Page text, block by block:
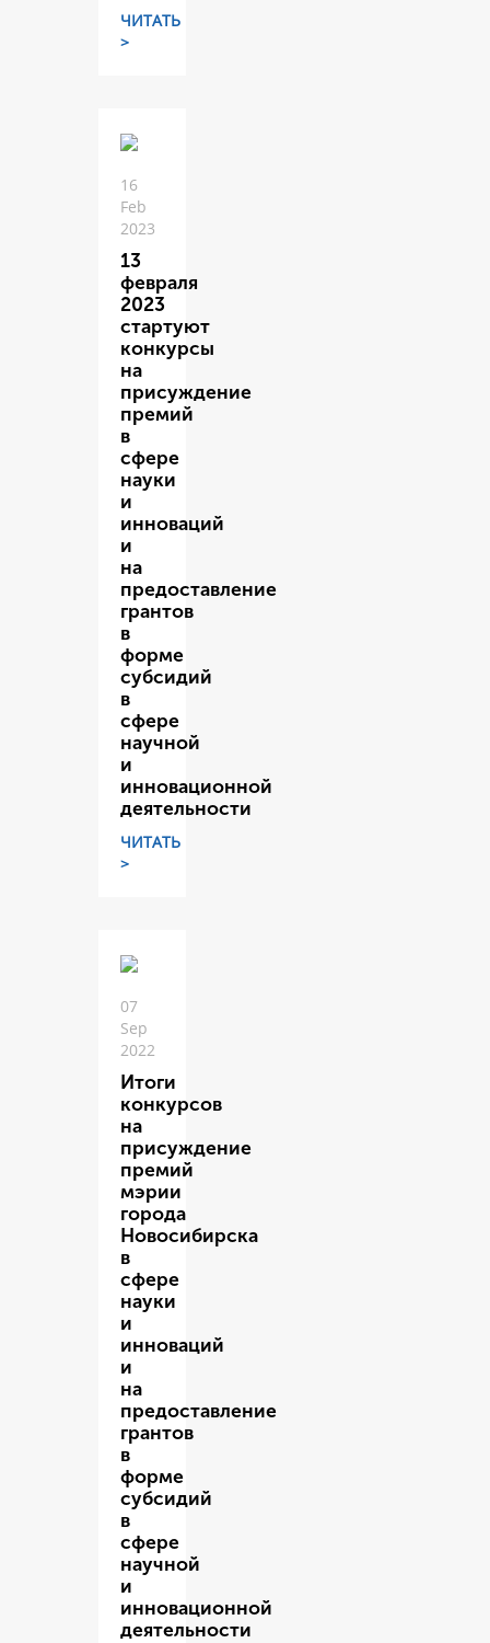
ЧИТАТЬ
>
16
Feb
2023
13
февраля
2023
стартуют
конкурсы
на
присуждение
премий
в
сфере
науки
и
инноваций
и
на
предоставление
грантов
в
форме
субсидий
в
сфере
научной
и
инновационной
деятельности
ЧИТАТЬ
>
07
Sep
2022
Итоги
конкурсов
на
присуждение
премий
мэрии
города
Новосибирска
в
сфере
науки
и
инноваций
и
на
предоставление
грантов
в
форме
субсидий
в
сфере
научной
и
инновационной
деятельности